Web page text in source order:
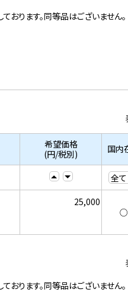
ります。同等品はございません。
希望価格
(円/税別)
国内
25,000
○
ります。同等品はございません。